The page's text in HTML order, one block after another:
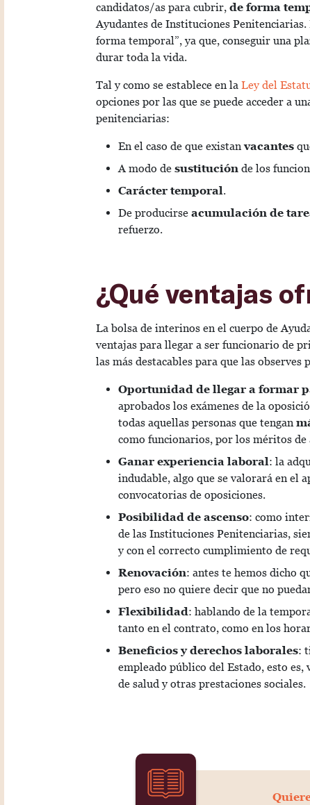
candidatos/as para cubrir, de forma
Ayudantes de Instituciones
forma temporal”, ya que, conseguir una
durar toda la vida.
Tal y como se establece en la Ley del
opciones por las que se puede acceder a
penitenciarias:
En el caso de que existanvacantes
A modo de sustitución de los
Carácter temporal.
De producirse acumulación de
refuerzo.
¿Qué ventajas
La bolsa de interinos en el cuerpo de
ventajas para llegar a ser funcionario de
las más destacables para que las observes
Oportunidad de llegar a formar
aprobados los exámenes de la
todas aquellas personas que tengan
como funcionarios, por los méritos
Ganar experiencia laboral: la
indudable, algo que se valorará en el
convocatorias de oposiciones.
Posibilidad de ascenso: como
de las Instituciones Penitenciarias,
y con el correcto cumplimiento de
Renovación: antes te hemos dicho
pero eso no quiere decir que no
Flexibilidad: hablando de la
tanto en el contrato, como en los
Beneficios y derechos laborales:
empleado público del Estado, esto es,
de salud y otras prestaciones sociales.